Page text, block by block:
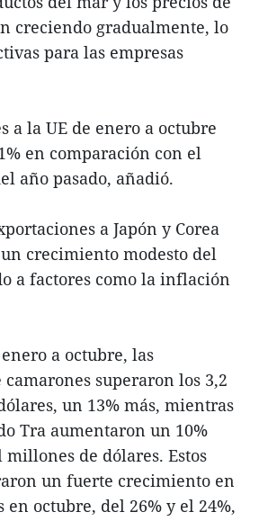
creciendo gradualmente, lo
para las empresas
a la UE de enero a octubre
en comparación con el
año pasado, añadió.
a Japón y Corea
crecimiento modesto del
a factores como la inflación
a octubre, las
superaron los 3,2
un 13% más, mientras
Tra aumentaron un 10%
millones de dólares. Estos
un fuerte crecimiento en
en octubre, del 26% y el 24%,